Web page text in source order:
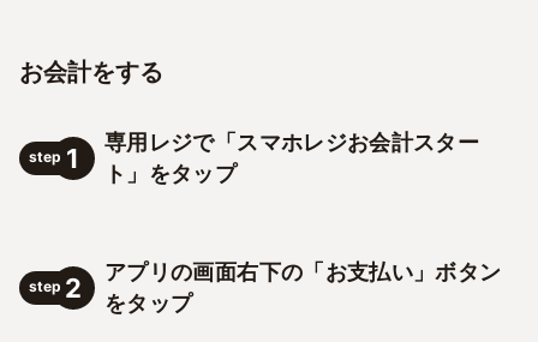
お会計をする
step 1
専用レジで「スマホレジお会計スター
ト」をタップ
step 2
アプリの画面右下の「お支払い」ボタン
をタップ